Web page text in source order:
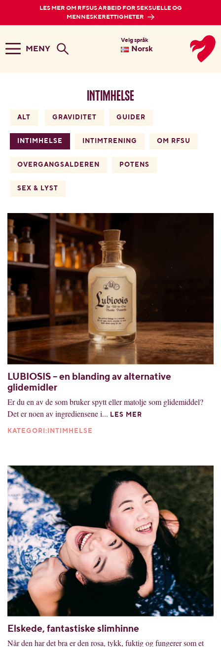
LES MER OM RFSUS ARBEID FOR SEKSUELLE OG
MENNESKERETTIGHETER
MENY
Velg språk
Norsk
Intimhelse
ALT GRAVIDITET GUIDER
INTIMHELSE INTIMTRENING OM RFSU
OVERGANGSALDEREN POTENS
SEX & LYST
LUBIOSIS – en blanding av alternative
glidemidler
Er du en av de som bruker spytt eller matolje som glidemiddel?
Det er noen av ingrediensene i...
LES MER
KATEGORI:INTIMHELSE
Elskede, fantastiske slimhinne
Når den har det bra er den rosa, tykk, fuktig og fungerer som et